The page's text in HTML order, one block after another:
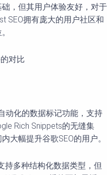
，但其用户体验友好，对于
SEO拥有庞大的用户社区和
对比
动化的数据标记功能，支持
Rich Snippets的无缝集
大幅提升谷歌SEO的用户。
持多种结构化数据类型，但